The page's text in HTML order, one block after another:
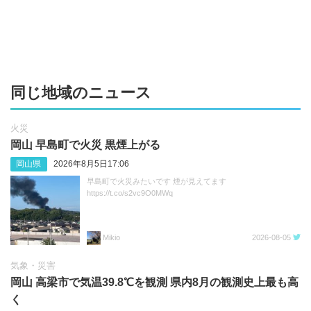
同じ地域のニュース
火災
岡山 早島町で火災 黒煙上がる
岡山県 2026年8月5日17:06
早島町で火災みたいです 煙が見えてます
https://t.co/s2vc9O0MWq
Mikio 2026-08-05
気象・災害
岡山 高梁市で気温39.8℃を観測 県内8月の観測史上最も高
く